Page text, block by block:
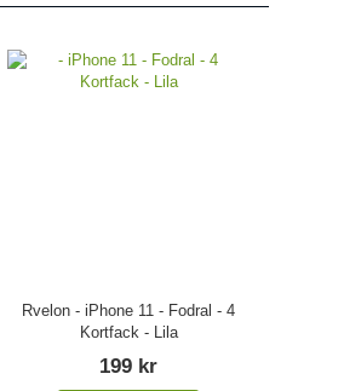
Rvelon - iPhone 11 - Fodral - 4
Kortfack - Lila
199 kr